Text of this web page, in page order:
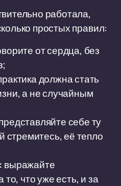
работала,
простых правил:
от сердца, без
должна стать
а не случайным
себе ту
стремитесь, её тепло
выражайте
то, что уже есть, и за